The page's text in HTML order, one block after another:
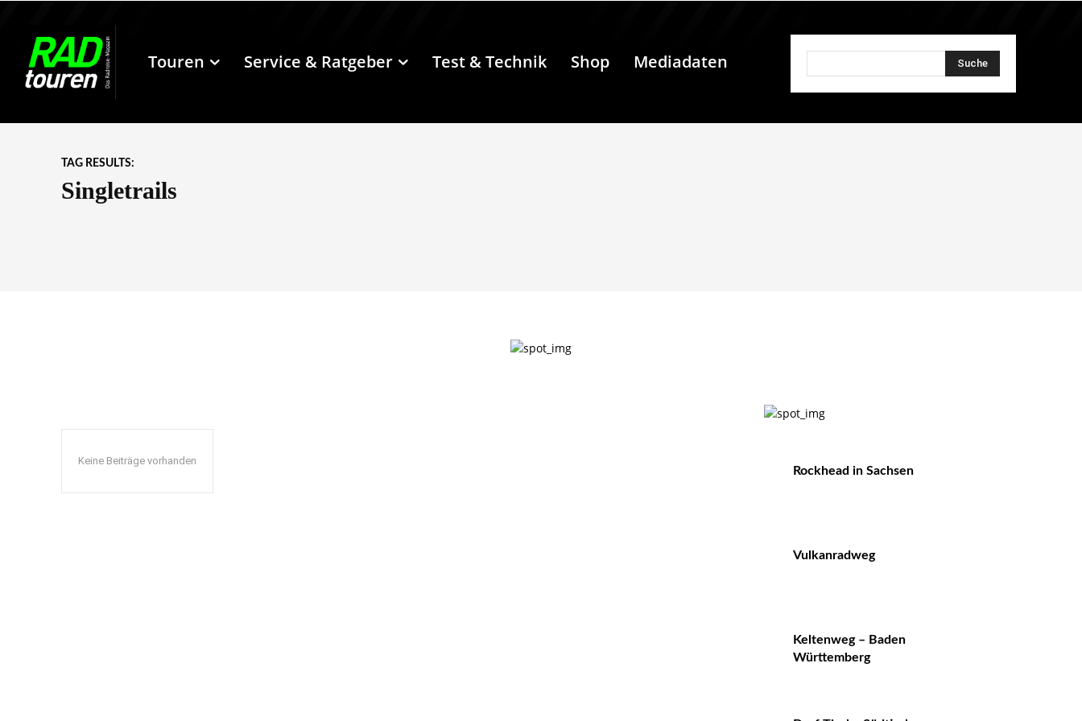
Touren Service & Ratgeber Test & Technik Shop Mediadaten Suche
TAG RESULTS:
Singletrails
Keine Beiträge vorhanden
Rockhead in Sachsen
Vulkanradweg
Keltenweg – Baden
Württemberg